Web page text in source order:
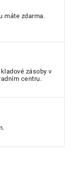
máte zdarma.
zásoby v
centru.